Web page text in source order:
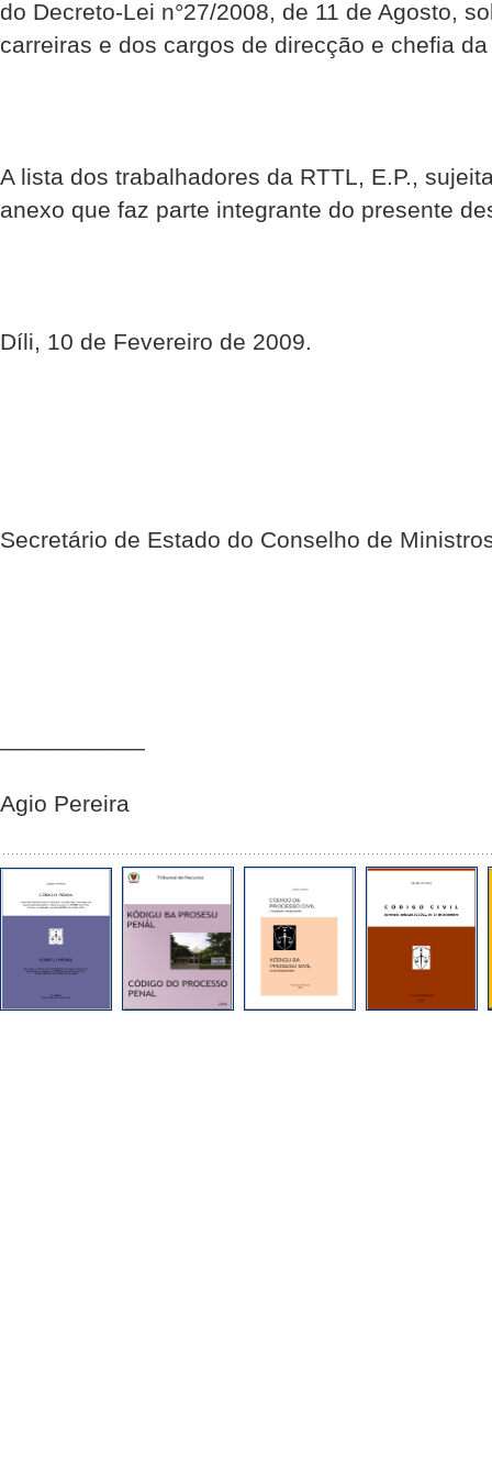
do Decreto-Lei n°27/2008, de 11 de Agosto,
carreiras e dos cargos de direcção e chefia
A lista dos trabalhadores da RTTL, E.P.,
anexo que faz parte integrante do presente
Díli, 10 de Fevereiro de 2009.
Secretário de Estado do Conselho de
Agio Pereira